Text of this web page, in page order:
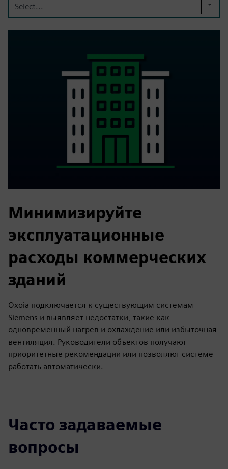
Select...
Минимизируйте
эксплуатационные
расходы коммерческих
зданий
Oxoia подключается к существующим системам
Siemens и выявляет недостатки, такие как
одновременный нагрев и охлаждение или избыточная
вентиляция. Руководители объектов получают
приоритетные рекомендации или позволяют системе
работать автоматически.
Часто задаваемые
вопросы